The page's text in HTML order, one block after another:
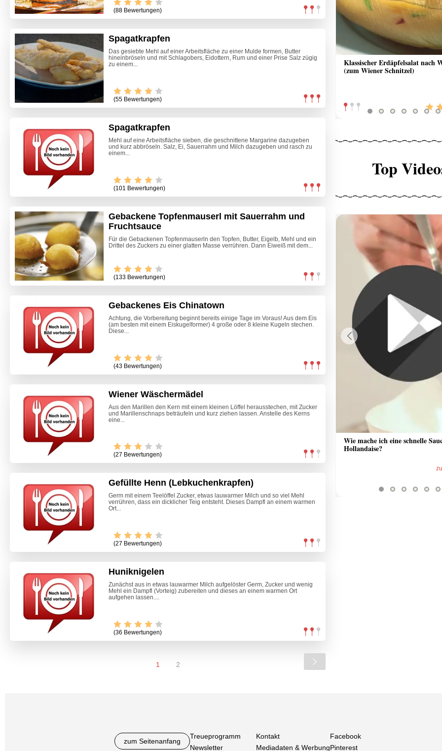
(88 Bewertungen)
Spagatkrapfen
Das gesiebte Mehl auf einer Arbeitsfläche zu einer Mulde formen, Butter
hineinbröseln und mit Schlagobers, Eidottern, Rum und einer Prise Salz zügig
zu einem...
(55 Bewertungen)
Spagatkrapfen
Mehl auf eine Arbeitsfläche sieben, die geschnittene Margarine dazugeben
und kurz abbröseln. Salz, Ei, Sauerrahm und Milch dazugeben und rasch zu
einem...
(101 Bewertungen)
Gebackene Topfenmauserl mit Sauerrahm und
Fruchtsauce
Für die Gebackenen Topfenmauserln den Topfen, Butter, Eigelb, Mehl und ein
Drittel des Zuckers zu einer glatten Masse verrühren. Dann Eiweiß mit dem...
(133 Bewertungen)
Gebackenes Eis Chinatown
Achtung, die Vorbereitung beginnt bereits einige Tage im Voraus! Aus dem Eis
(am besten mit einem Eiskugelformer) 4 große oder 8 kleine Kugeln stechen.
Diese...
(43 Bewertungen)
Wiener Wäschermädel
Aus den Marillen den Kern mit einem kleinen Löffel herausstechen, mit Zucker
und Marillenschnaps beträufeln und kurz ziehen lassen. Anstelle des Kerns
eine...
(27 Bewertungen)
Gefüllte Henn (Lebkuchenkrapfen)
Germ mit einem Teelöffel Zucker, etwas lauwarmer Milch und so viel Mehl
verrühren, dass ein dicklicher Teig entsteht. Dieses Dampfl an einem warmen
Ort...
(27 Bewertungen)
Huniknigelen
Zunächst aus in etwas lauwarmer Milch aufgelöster Germ, Zucker und wenig
Mehl ein Dampfl (Vorteig) zubereiten und dieses an einem warmen Ort
aufgehen lassen....
(36 Bewertungen)
1 2
Klassischer Erdäpfelsalat nach
(zum Wiener Schnitzel)
Zitronenrisotto mit Räucherlachs, Rote
Top
Wie mache ich eine schnelle
Hollandaise?
Previous
zum Seitenanfang
Treueprogramm
Newsletter
Kontakt
Mediadaten & Werbung
Facebook
Pinterest